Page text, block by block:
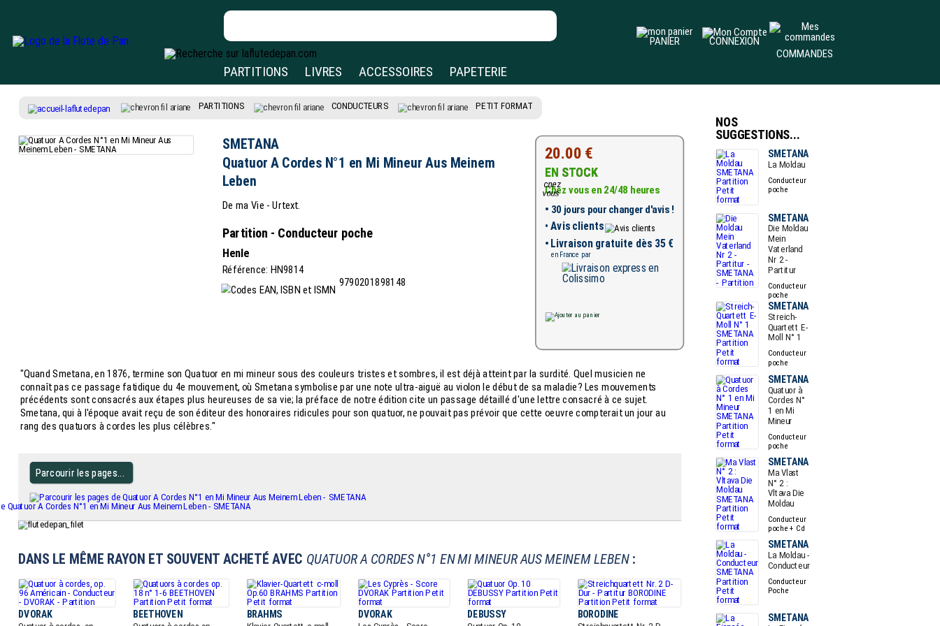
PARTITIONS LIVRES ACCESSOIRES PAPETERIE
PANIER
CONNEXION
COMMANDES
PARTITIONS CONDUCTEURS PETIT FORMAT
SMETANA
Quatuor A Cordes N°1 en Mi Mineur Aus Meinem
Leben
De ma Vie - Urtext.
Partition - Conducteur poche
Henle
Référence: HN9814
9790201898148
20.00 €
EN STOCK
Chez vous en 24/48 heures
• 30 jours pour changer d'avis !
• Avis clients
• Livraison gratuite dès 35 €
en France par
"Quand Smetana, en 1876, termine son Quatuor en mi mineur sous des couleurs tristes et sombres, il est déjà atteint par la surdité. Quel musicien ne
connaît pas ce passage fatidique du 4e mouvement, où Smetana symbolise par une note ultra-aiguë au violon le début de sa maladie? Les mouvements
précédents sont consacrés aux étapes plus heureuses de sa vie; la préface de notre édition cite un passage détaillé d'une lettre consacré à ce sujet.
Smetana, qui à l'époque avait reçu de son éditeur des honoraires ridicules pour son quatuor, ne pouvait pas prévoir que cette oeuvre compterait un jour au
rang des quatuors à cordes les plus célèbres."
Parcourir les pages...
DANS LE MÊME RAYON ET SOUVENT ACHETÉ AVEC QUATUOR A CORDES N°1 EN MI MINEUR AUS MEINEM LEBEN:
DVORAK BEETHOVEN BRAHMS DVORAK DEBUSSY BORODINE
NOS
SUGGESTIONS...
SMETANA
La Moldau
Conducteur
poche
SMETANA
Die Moldau
Mein
Vaterland
Nr 2 -
Partitur
Conducteur
poche
SMETANA
Streich-
Quartett E-
Moll N° 1
Conducteur
poche
SMETANA
Quatuor à
Cordes N°
1 en Mi
Mineur
Conducteur
poche
SMETANA
Ma Vlast
N° 2 :
Vltava Die
Moldau
Conducteur
poche + Cd
SMETANA
La Moldau -
Conducteur
Conducteur
Poche
SMETANA